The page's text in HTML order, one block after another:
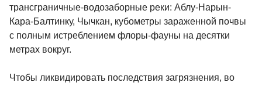
трансграничные-водозаборные реки: Аблу-Нарын-
Кара-Балтинку, Чычкан, кубометры зараженной почвы
с полным истреблением флоры-фауны на десятки
метрах вокруг.
Чтобы ликвидировать последствия загрязнения, во